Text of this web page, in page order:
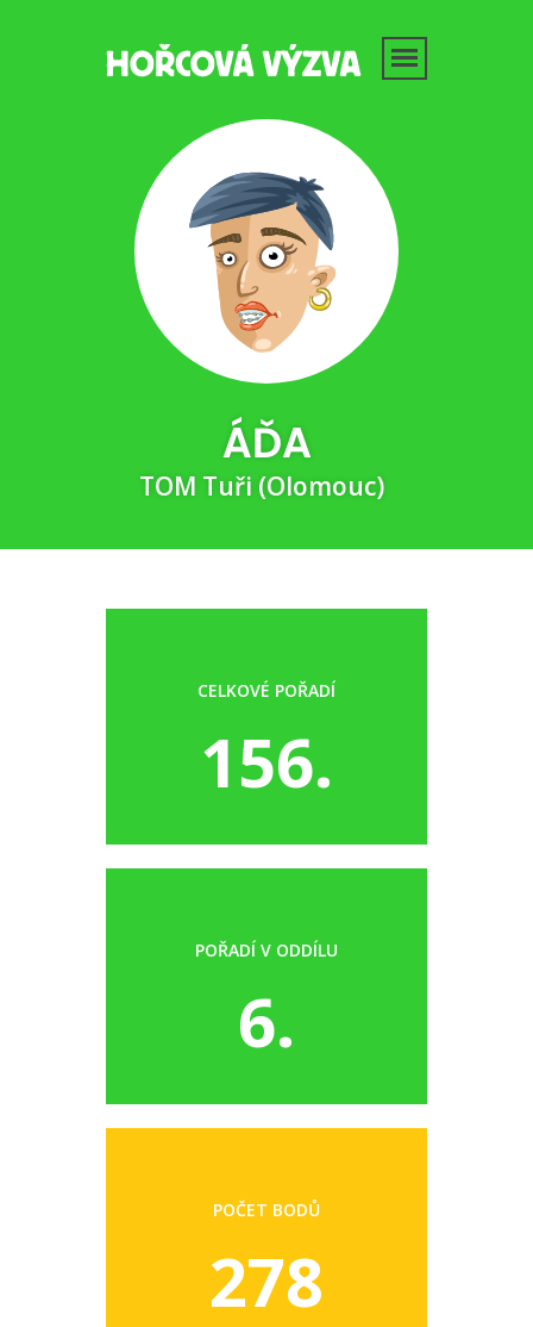
ÁĎA
TOM Tuři (Olomouc)
CELKOVÉ POŘADÍ
156.
POŘADÍ V ODDÍLU
6.
POČET BODŮ
278